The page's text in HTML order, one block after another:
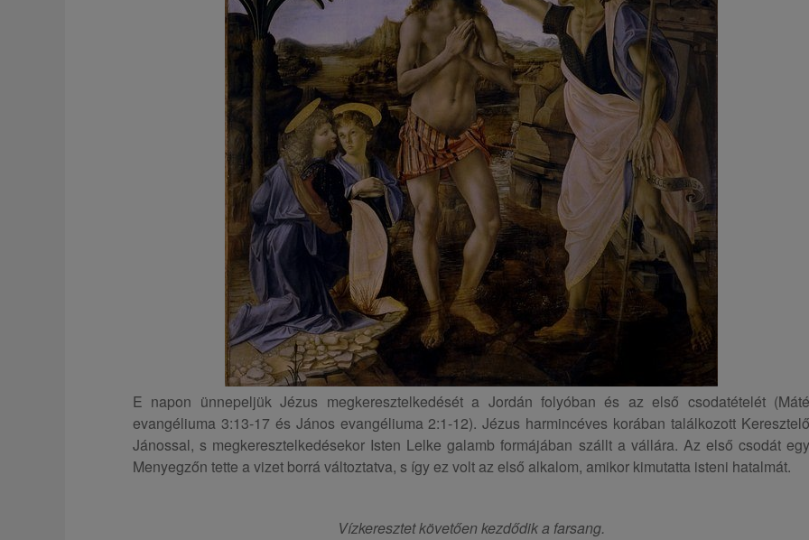
E napon ünnepeljük Jézus megkeresztelkedését a Jordán folyóban és az első csodatételét (Máté
evangéliuma 3:13-17 és János evangéliuma 2:1-12). Jézus harmincéves korában találkozott Keresztelő
Jánossal, s megkeresztelkedésekor Isten Lelke galamb formájában szállt a vállára. Az első csodát egy
Menyegzőn tette a vizet borrá változtatva, s így ez volt az első alkalom, amikor kimutatta isteni hatalmát.
Vízkeresztet követően kezdődik a farsang.